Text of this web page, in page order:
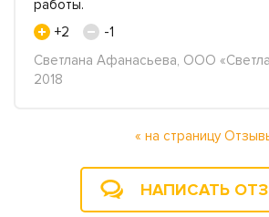
работы.
+2
-1
Светлана Афанасьева, ООО
2018
« на страницу
НАПИСАТЬ